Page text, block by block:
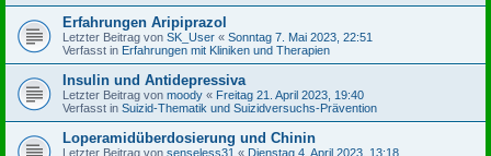
Erfahrungen Aripiprazol
Letzter Beitrag von SK_User « Sonntag 7. Mai 2023, 22:51
Verfasst in Erfahrungen mit Kliniken und Therapien
Insulin und Antidepressiva
Letzter Beitrag von moody « Freitag 21. April 2023, 19:40
Verfasst in Suizid-Thematik und Suizidversuchs-Prävention
Loperamidüberdosierung und Chinin
Letzter Beitrag von senseless31 « Dienstag 4. April 2023, 13:18